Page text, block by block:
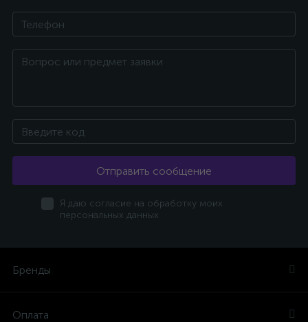
Отправить сообщение
Я даю согласие на обработку моих
персональных данных
Бренды
Оплата